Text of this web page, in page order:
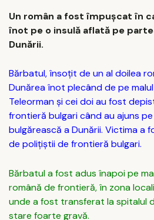
Un român a fost împușcat în
înot pe o insulă aflată pe
Dunării.
Bărbatul, însoțit de un al doilea
Dunărea înot plecând de pe
Teleorman și cei doi au fost
frontieră bulgari când au ajuns
bulgărească a Dunării. Victima a
de polițiștii de frontieră bulgari.
Bărbatul a fost adus înapoi pe
română de frontieră, în zona
unde a fost transferat la spitalul
stare foarte gravă.